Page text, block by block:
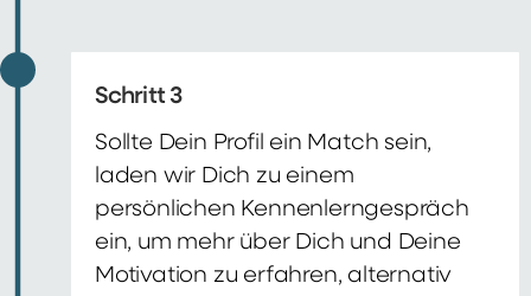
Schritt 3
Sollte Dein Profil ein Match sein,
laden wir Dich zu einem
persönlichen Kennenlerngespräch
ein, um mehr über Dich und Deine
Motivation zu erfahren, alternativ